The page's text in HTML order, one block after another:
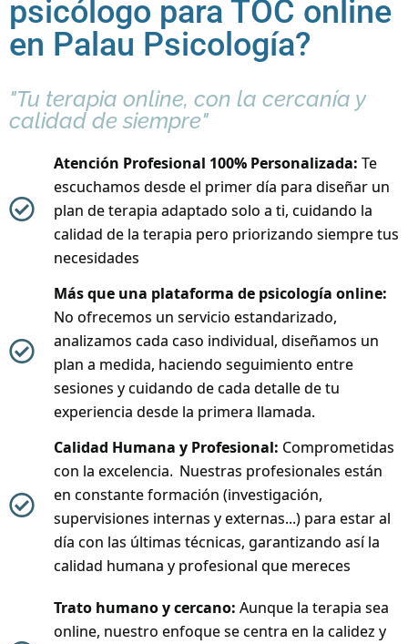
psicólogo para TOC online
en Palau Psicología?
"Tu terapia online, con la cercanía y
calidad de siempre"
Atención Profesional 100% Personalizada: Te
escuchamos desde el primer día para diseñar un
plan de terapia adaptado solo a ti, cuidando la
calidad de la terapia pero priorizando siempre tus
necesidades
Más que una plataforma de psicología online:
No ofrecemos un servicio estandarizado,
analizamos cada caso individual, diseñamos un
plan a medida, haciendo seguimiento entre
sesiones y cuidando de cada detalle de tu
experiencia desde la primera llamada.
Calidad Humana y Profesional: Comprometidas
con la excelencia. Nuestras profesionales están
en constante formación (investigación,
supervisiones internas y externas...) para estar al
día con las últimas técnicas, garantizando así la
calidad humana y profesional que mereces
Trato humano y cercano: Aunque la terapia sea
online, nuestro enfoque se centra en la calidez y